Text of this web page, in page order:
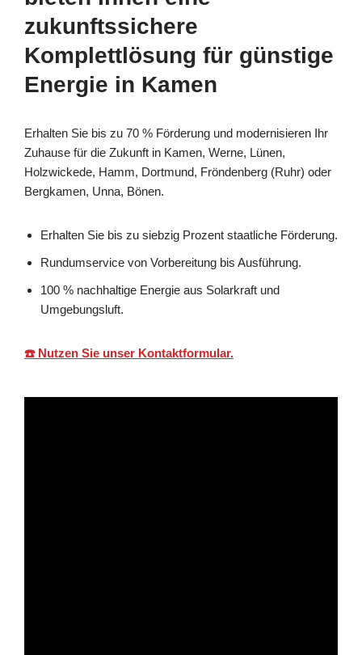
zukunftssichere
Komplettlösung für günstige
Energie in Kamen
Erhalten Sie bis zu 70 % Förderung und modernisieren Ihr
Zuhause für die Zukunft in Kamen, Werne, Lünen,
Holzwickede, Hamm, Dortmund, Fröndenberg (Ruhr) oder
Bergkamen, Unna, Bönen.
Erhalten Sie bis zu siebzig Prozent staatliche Förderung.
Rundumservice von Vorbereitung bis Ausführung.
100 % nachhaltige Energie aus Solarkraft und
Umgebungsluft.
☎️ Nutzen Sie unser Kontaktformular.